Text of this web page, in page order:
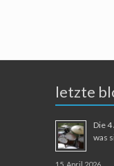
letzte
Die
was